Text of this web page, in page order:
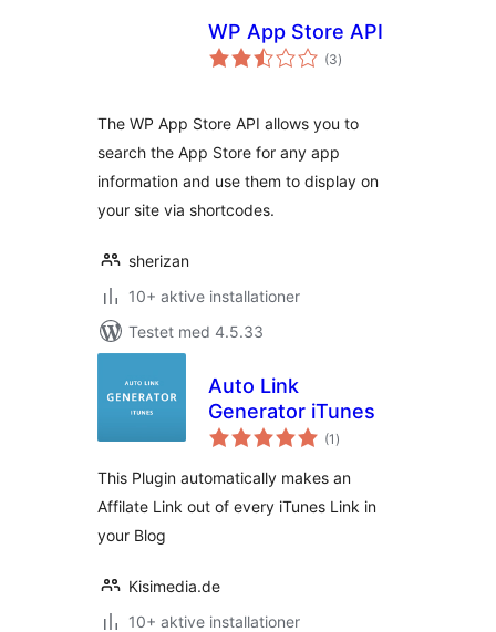
WP App Store API
(3totale
bedømmelser
)
The WP App Store API allows you to
search the App Store for any app
information and use them to display on
your site via shortcodes.
sherizan
10+ aktive installationer
Testet med 4.5.33
Auto Link
Generator iTunes
(1 totale
bedømmelser
)
This Plugin automatically makes an
Affilate Link out of every iTunes Link in
your Blog
Kisimedia.de
10+ aktive installationer